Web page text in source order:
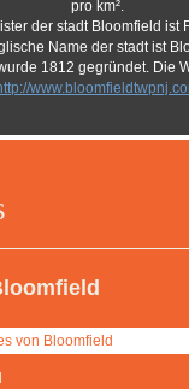
von Bloomfield
pro km².
der stadt Bloomfield ist
Name der stadt ist
1812 gegründet. Die